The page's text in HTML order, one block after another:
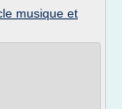
musique et